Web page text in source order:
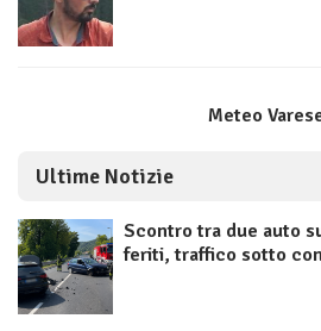
Meteo
Ultime Notizie
Scontro tra due auto
feriti, traffico sotto